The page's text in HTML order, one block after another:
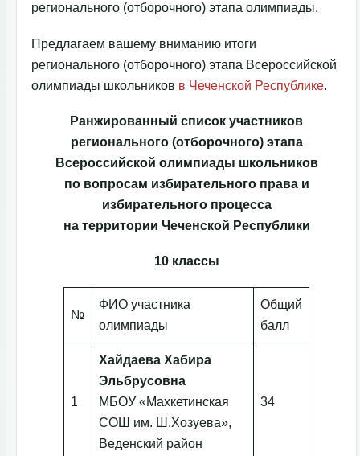
регионального (отборочного) этапа олимпиады.
Предлагаем вашему вниманию итоги
регионального (отборочного) этапа Всероссийской
олимпиады школьников в Чеченской Республике.
Ранжированный список участников
регионального (отборочного) этапа
Всероссийской олимпиады школьников
по вопросам избирательного права и
избирательного процесса
на территории Чеченской Республики
10 классы
№
ФИО участника
олимпиады
Общий
балл
1
Хайдаева Хабира
Эльбрусовна
МБОУ «Махкетинская
СОШ им. Ш.Хозуева»,
Веденский район
34